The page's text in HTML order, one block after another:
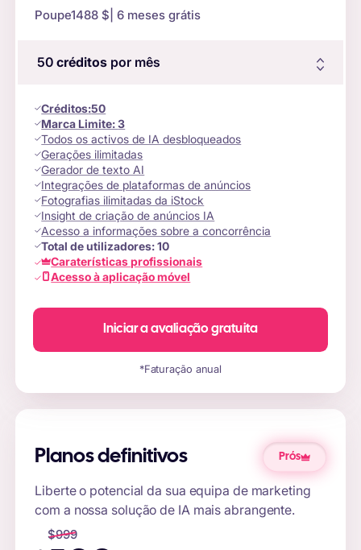
Poupe1488 $ | 6 meses grátis
50 créditospor mês
Créditos:50
Marca Limite:3
Todos os activos de IA desbloqueados
Gerações ilimitadas
Gerador de texto AI
Integrações de plataformas de anúncios
Fotografias ilimitadas da iStock
Insight de criação de anúncios IA
Acesso a informações sobre a concorrência
Total de utilizadores:10
Caraterísticas profissionais
Acesso à aplicação móvel
Iniciar a avaliação gratuita
*Faturação anual
Planos definitivos Prós
Liberte o potencial da sua equipa de marketing
com a nossa solução de IA mais abrangente.
$999